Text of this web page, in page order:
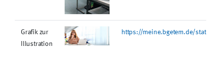
Grafik zur
Illustration
https://meine.bgetem.de/static/